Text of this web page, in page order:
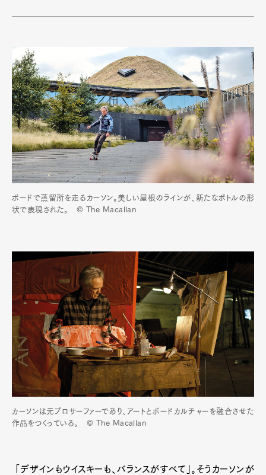
Pen Meet
ボードで蒸留所を走るカーソン。美しい屋根のラインが、新たなボトルの形
状で表現された。 © The Macallan
カーソンは元プロサーファーであり、アートとボードカルチャーを融合させた
作品をつくっている。 © The Macallan
「デザインもウイスキーも、バランスがすべて」。そうカーソンが